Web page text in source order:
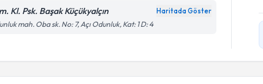
Kl. Psk. Başak Küçükyalçın Haritada Göster
mah. Oba sk. No: 7, Açı Odunluk, Kat: 1 D: 4